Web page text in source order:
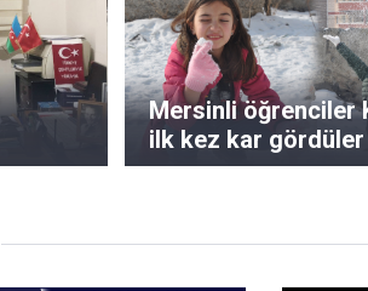
Mersinli öğrenciler
ilk kez kar gördüler